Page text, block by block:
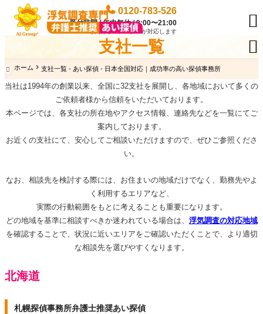
支社一覧
0120-783-526
受付時間 / 年中無休 / 9:00〜21:00
専門のオペレーターが対応します


 ホーム 支社一覧 - あい探偵 - 日本全国対応｜成功率の高い探偵事務所
当社は1994年の創業以来、全国に32支社を展開し、各地域において多くの
ご依頼者様から信頼をいただいております。
本ページでは、各支社の所在地やアクセス情報、連絡先などを一覧にてご
案内しております。
お近くの支社にて、安心してご相談いただけますので、ぜひご参照くださ
い。
なお、相談先を検討する際には、お住まいの地域だけでなく、勤務先やよ
く利用するエリアなど、
実際の行動範囲をもとに考えることも重要になります。
どの地域を基準に相談すべきか迷われている場合は、 浮気調査の対応地域
を確認することで、状況に近いエリアをご確認いただくことで、 より適切
な相談先を選びやすくなります。
北海道
札幌探偵事務所弁護士推奨あい探偵